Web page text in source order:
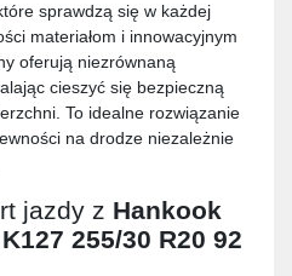
sprawdzą się w każdej
materiałom i innowacyjnym
oferują niezrównaną
cieszyć się bezpieczną
To idealne rozwiązanie
na drodze niezależnie
jazdy z Hankook
255/30 R20 92